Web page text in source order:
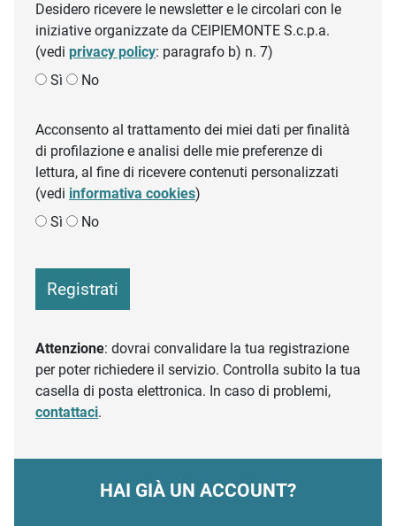
Desidero ricevere le newsletter e le circolari con le
iniziative organizzate da CEIPIEMONTE S.c.p.a.
(vedi privacy policy: paragrafo b) n. 7)
Sì
No
Acconsento al trattamento dei miei dati per finalità
di profilazione e analisi delle mie preferenze di
lettura, al fine di ricevere contenuti personalizzati
(vedi informativa cookies)
Sì
No
Registrati
Attenzione: dovrai convalidare la tua registrazione
per poter richiedere il servizio. Controlla subito la tua
casella di posta elettronica. In caso di problemi,
contattaci.
HAI GIÀ UN ACCOUNT?